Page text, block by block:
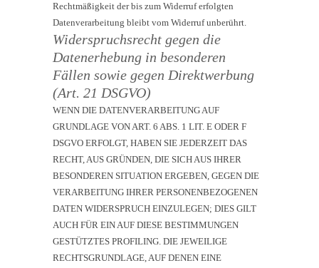
Rechtmäßigkeit der bis zum Widerruf erfolgten
Datenverarbeitung bleibt vom Widerruf unberührt.
Widerspruchsrecht gegen die
Datenerhebung in besonderen
Fällen sowie gegen Direktwerbung
(Art. 21 DSGVO)
WENN DIE DATENVERARBEITUNG AUF
GRUNDLAGE VON ART. 6 ABS. 1 LIT. E ODER F
DSGVO ERFOLGT, HABEN SIE JEDERZEIT DAS
RECHT, AUS GRÜNDEN, DIE SICH AUS IHRER
BESONDEREN SITUATION ERGEBEN, GEGEN DIE
VERARBEITUNG IHRER PERSONENBEZOGENEN
DATEN WIDERSPRUCH EINZULEGEN; DIES GILT
AUCH FÜR EIN AUF DIESE BESTIMMUNGEN
GESTÜTZTES PROFILING. DIE JEWEILIGE
RECHTSGRUNDLAGE, AUF DENEN EINE